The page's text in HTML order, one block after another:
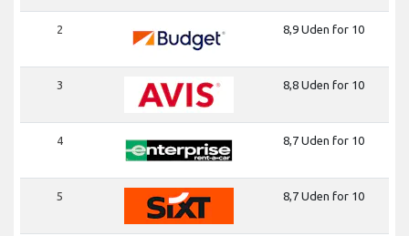
2 8,9 Uden for 10
3 8,8 Uden for 10
4 8,7 Uden for 10
5 8,7 Uden for 10